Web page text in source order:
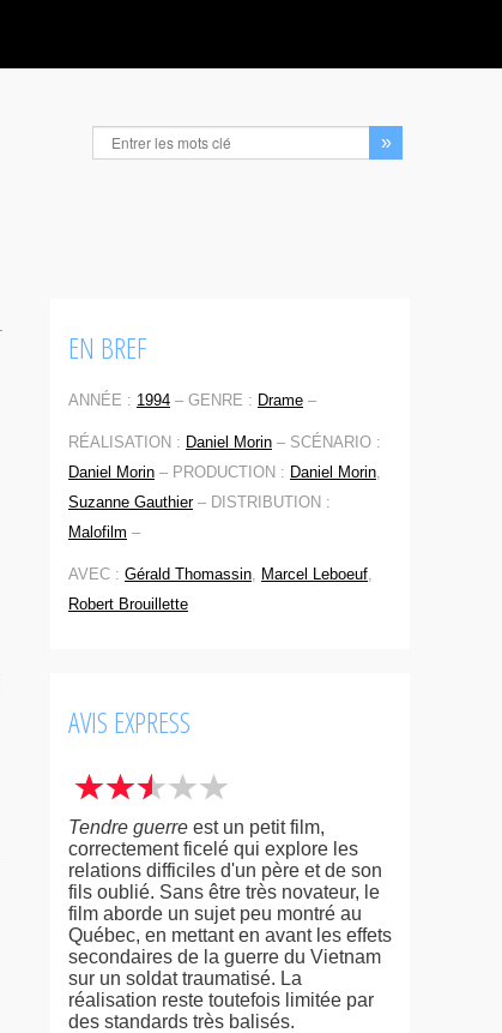
EN BREF
ANNÉE : 1994 – GENRE : Drame –
RÉALISATION : Daniel Morin – SCÉNARIO :
Daniel Morin – PRODUCTION : Daniel Morin,
Suzanne Gauthier– DISTRIBUTION :
Malofilm –
AVEC : Gérald Thomassin, Marcel Leboeuf,
Robert Brouillette
AVIS EXPRESS
Tendre guerre est un petit film,
correctement ficelé qui explore les
relations difficiles d'un père et de son
fils oublié. Sans être très novateur, le
film aborde un sujet peu montré au
Québec, en mettant en avant les effets
secondaires de la guerre du Vietnam
sur un soldat traumatisé. La
réalisation reste toutefois limitée par
des standards très balisés.